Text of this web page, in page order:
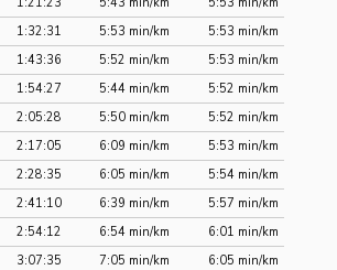
1:32:31 5:53 min/km
5:53 min/km
1:43:36 5:52 min/km
5:53 min/km
1:54:27 5:44 min/km
5:52 min/km
2:05:28 5:50 min/km
5:52 min/km
2:17:05 6:09 min/km
5:53 min/km
2:28:35 6:05 min/km
5:54 min/km
2:41:10 6:39 min/km
5:57 min/km
2:54:12 6:54 min/km
6:01 min/km
3:07:35 7:05 min/km
6:05 min/km